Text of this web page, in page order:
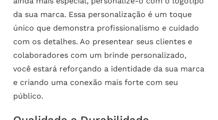
da sua marca. Essa personalização é um toque
único que demonstra profissionalismo e cuidado
com os detalhes. Ao presentear seus clientes e
colaboradores com um brinde personalizado,
você estará reforçando a identidade da sua marca
e criando uma conexão mais forte com seu
público.